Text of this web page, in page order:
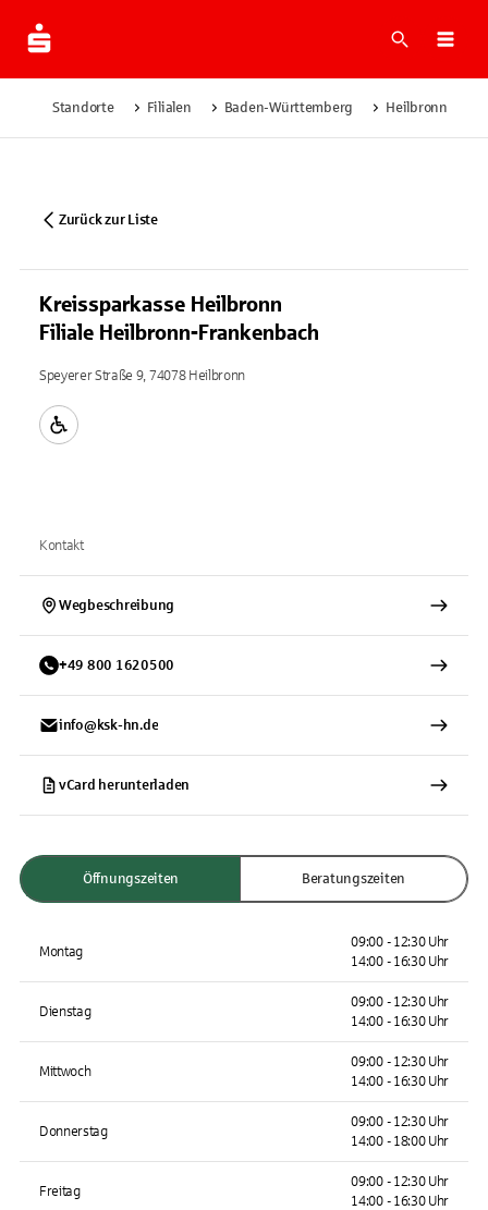
Suche
Standorte Filialen Baden-Württemberg Heilbronn
Zurück zur Liste
Kreissparkasse Heilbronn
Filiale Heilbronn-Frankenbach
Speyerer Straße 9, 74078 Heilbronn
Kontakt
Wegbeschreibung
+49 800 1620500
info@ksk-hn.de
vCard herunterladen
Öffnungszeiten Beratungszeiten
Montag
09:00 - 12:30 Uhr
14:00 - 16:30 Uhr
Dienstag
09:00 - 12:30 Uhr
14:00 - 16:30 Uhr
Mittwoch
09:00 - 12:30 Uhr
14:00 - 16:30 Uhr
Donnerstag
09:00 - 12:30 Uhr
14:00 - 18:00 Uhr
Freitag
09:00 - 12:30 Uhr
14:00 - 16:30 Uhr